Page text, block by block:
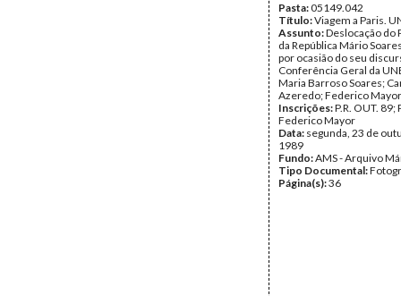
Pasta:05149.042
Título:Viagem a Paris.
Assunto:Deslocação do
da República Mário
por ocasião do seu
Conferência Geral da
Maria Barroso Soares;
Azeredo; Federico
Inscrições:P.R. OUT. 89;
Federico Mayor
Data: segunda, 23 de
1989
Fundo:AMS - Arquivo
Tipo Documental:
Página(s):36